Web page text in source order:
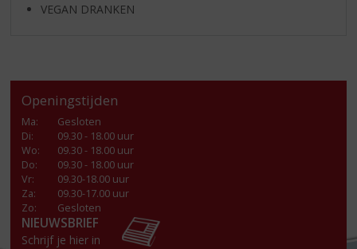
VEGAN DRANKEN
Openingstijden
Ma:
Gesloten
Di:
09.30 - 18.00 uur
Wo:
09.30 - 18.00 uur
Do:
09.30 - 18.00 uur
Vr:
09.30-18.00 uur
Za:
09.30-17.00 uur
Zo:
Gesloten
NIEUWSBRIEF
Schrijf je hier in